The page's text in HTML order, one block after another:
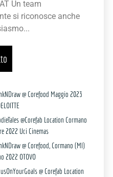
Un team
si riconosce anche
@ Corefood Maggio 2023
@Corefab Location Cormano
2022 Uci Cinemas
@ Corefood, Cormano (MI)
2022 OTOVO
@ Corefab Location